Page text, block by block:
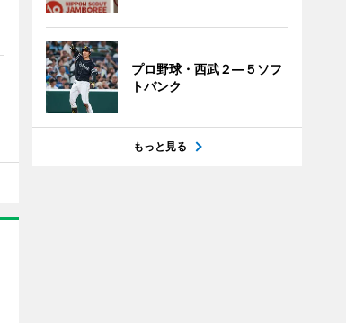
プロ野球・西武２―５ソフ
トバンク
もっと見る